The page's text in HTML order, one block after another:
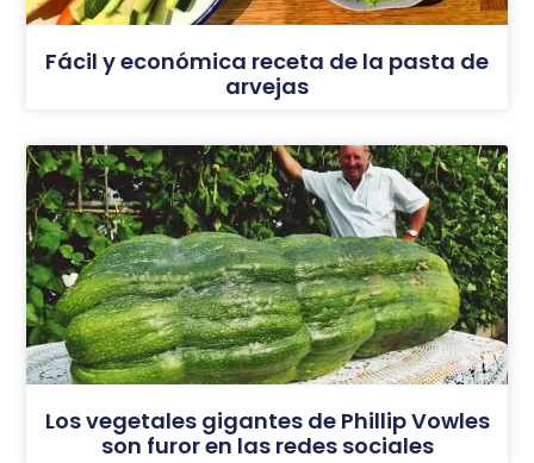
Fácil y económica receta de la pasta de
arvejas
Los vegetales gigantes de Phillip Vowles
son furor en las redes sociales